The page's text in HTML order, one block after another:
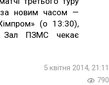
за новим часом —
(о 13:30),
Зал ПЗМС чекає
5 квітня 2014, 21:11
790